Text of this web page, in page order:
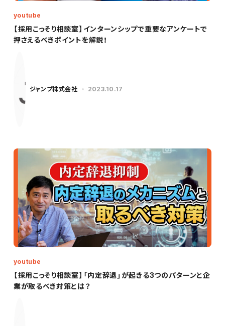
【採用こっそり相談室】インターンシップで重要なアンケートで
押さえるべきポイントを解説！
youtube
ジャンプ株式会社 2023.10.17
【採用こっそり相談室】「内定辞退」が起きる3つのパターンと企
業が取るべき対策とは？
youtube